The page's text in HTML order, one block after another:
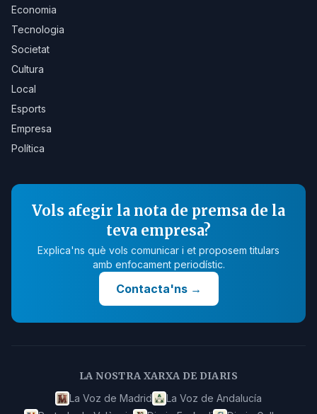
Economia
Tecnologia
Societat
Cultura
Local
Esports
Empresa
Política
Vols afegir la nota de premsa de la
teva empresa?
Explica'ns què vols comunicar i et proposem titulars
amb enfocament periodístic.
Contacta'ns→
LA NOSTRA XARXA DE DIARIS
La Voz de Madrid
La Voz de Andalucía